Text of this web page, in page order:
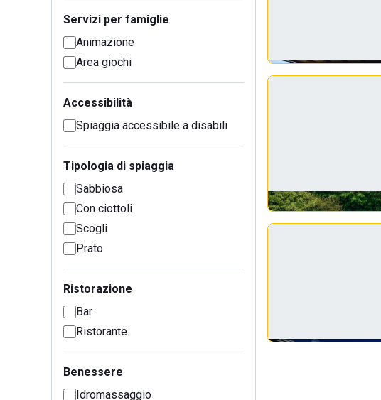
Servizi per famiglie
Animazione
Area giochi
Accessibilità
Spiaggia accessibile a disabili
Tipologia di spiaggia
Sabbiosa
Con ciottoli
Scogli
Prato
Ristorazione
Bar
Ristorante
Benessere
Idromassaggio